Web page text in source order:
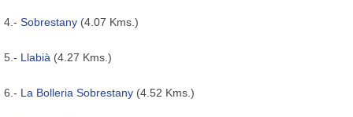
4.- Sobrestany (4.07 Kms.)
5.- Llabià (4.27 Kms.)
6.- La Bolleria Sobrestany (4.52 Kms.)